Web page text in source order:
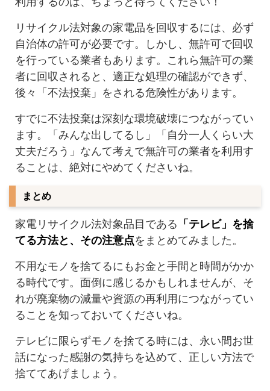
リサイクル法対象の家電品を回収するには、必ず
自治体の許可が必要です。しかし、無許可で回収
を行っている業者もあります。これら無許可の業
者に回収されると、適正な処理の確認ができず、
後々「不法投棄」をされる危険性があります。
すでに不法投棄は深刻な環境破壊につながってい
ます。「みんな出してるし」「自分一人くらい大
丈夫だろう」なんて考えで無許可の業者を利用す
ることは、絶対にやめてくださいね。
まとめ
家電リサイクル法対象品目である 「テレビ」を捨
てる方法と、その注意点をまとめてみました。
不用なモノを捨てるにもお金と手間と時間がかか
る時代です。面倒に感じるかもしれませんが、そ
れが廃棄物の減量や資源の再利用につながってい
ることを知っておいてくださいね。
テレビに限らずモノを捨てる時には、永い間お世
話になった感謝の気持ちを込めて、正しい方法で
捨ててあげましょう。